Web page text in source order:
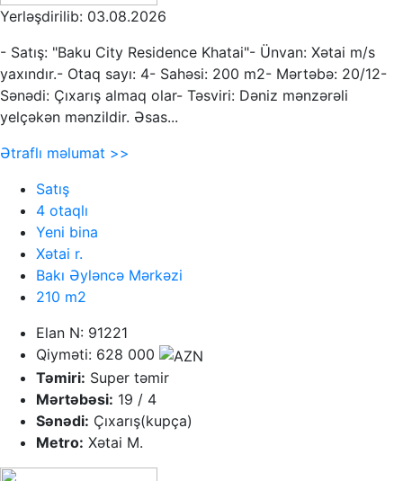
Yerləşdirilib: 03.08.2026
- Satış: "Baku City Residence Khatai"- Ünvan: Xətai m/s
yaxındır.- Otaq sayı: 4- Sahəsi: 200 m2- Mərtəbə: 20/12-
Sənədi: Çıxarış almaq olar- Təsviri: Dəniz mənzərəli
yelçəkən mənzildir. Əsas...
Ətraflı məlumat >>
Satış
4 otaqlı
Yeni bina
Xətai r.
Bakı Əyləncə Mərkəzi
210 m2
Elan N: 91221
Qiyməti: 628 000
Təmiri: Super təmir
Mərtəbəsi: 19 / 4
Sənədi: Çıxarış(kupça)
Metro: Xətai M.